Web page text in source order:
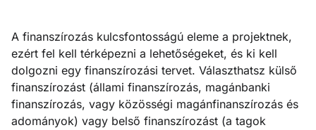
A finanszírozás kulcsfontosságú eleme a projektnek,
ezért fel kell térképezni a lehetőségeket, és ki kell
dolgozni egy finanszírozási tervet. Választhatsz külső
finanszírozást (állami finanszírozás, magánbanki
finanszírozás, vagy közösségi magánfinanszírozás és
adományok) vagy belső finanszírozást (a tagok